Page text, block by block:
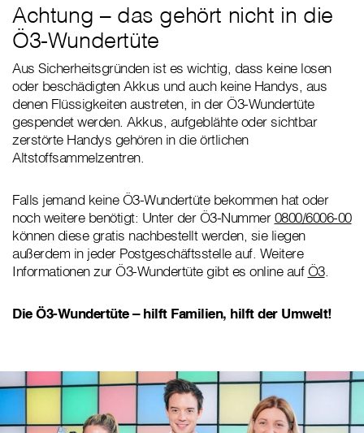
Achtung – das gehört nicht in die
Ö3-Wundertüte
Aus Sicherheitsgründen ist es wichtig, dass keine losen
oder beschädigten Akkus und auch keine Handys, aus
denen Flüssigkeiten austreten, in der Ö3-Wundertüte
gespendet werden. Akkus, aufgeblähte oder sichtbar
zerstörte Handys gehören in die örtlichen
Altstoffsammelzentren.
Falls jemand keine Ö3-Wundertüte bekommen hat oder
noch weitere benötigt: Unter der Ö3-Nummer0800/6006-00
können diese gratis nachbestellt werden, sie liegen
außerdem in jeder Postgeschäftsstelle auf. Weitere
Informationen zur Ö3-Wundertüte gibt es online auf Ö3.
Die Ö3-Wundertüte – hilft Familien, hilft der Umwelt!